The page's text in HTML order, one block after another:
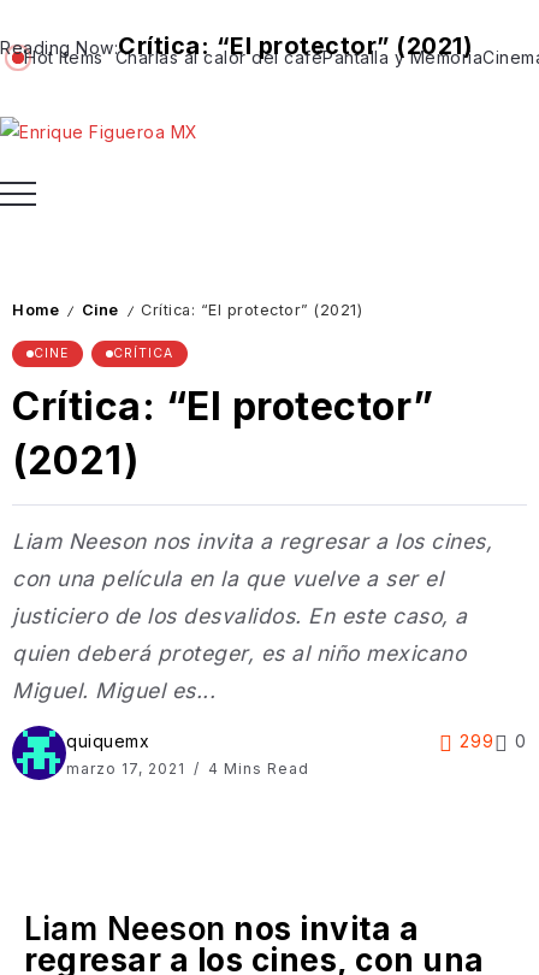
Reading Now:Crítica: “El protector” (2021)
Hot Items Charlas al calor del caféPantalla y Memoria
Home / Cine / Crítica: “El protector” (2021)
CINE CRÍTICA
Crítica: “El protector”
(2021)
Liam Neeson nos invita a regresar a los cines,
con una película en la que vuelve a ser el
justiciero de los desvalidos. En este caso, a
quien deberá proteger, es al niño mexicano
Miguel. Miguel es...
quiquemx
marzo 17, 2021 4 Mins Read
299 0
Liam Neeson nos invita a
regresar a los cines, con una